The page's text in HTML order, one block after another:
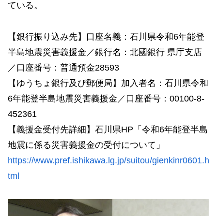
ている。
【銀行振り込み先】口座名義：石川県令和6年能登
半島地震災害義援金／銀行名：北國銀行 県庁支店
／口座番号：普通預金28593
【ゆうちょ銀行及び郵便局】加入者名：石川県令和
6年能登半島地震災害義援金／口座番号：00100-8-
452361
【義援金受付先詳細】石川県HP「令和6年能登半島
地震に係る災害義援金の受付について」
https://www.pref.ishikawa.lg.jp/suitou/gienkinr0601.h
tml